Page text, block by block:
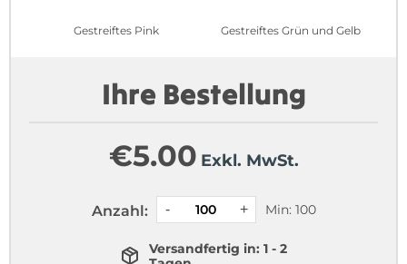
Gestreiftes Pink Gestreiftes Grün und Gelb
Ihre Bestellung
€5.00 Exkl. MwSt.
Anzahl: Min: 100
Versandfertig in: 1 - 2